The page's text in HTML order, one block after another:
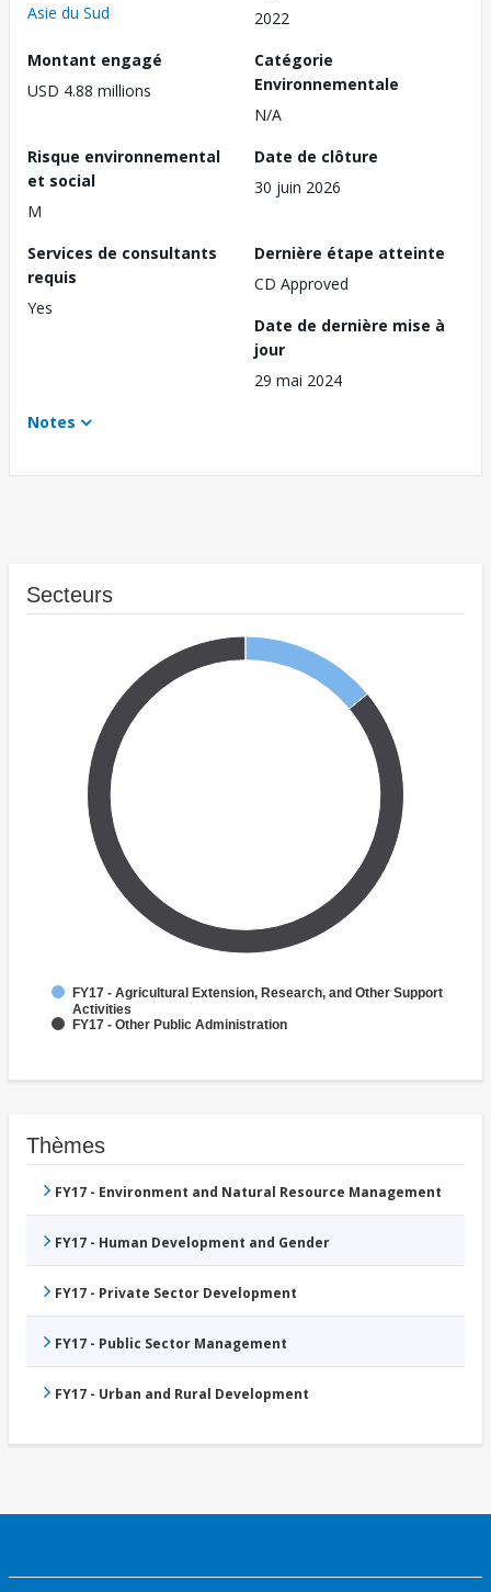
Asie du Sud
2022
Montant engagé
USD 4.88 millions
Catégorie
Environnementale
N/A
Risque environnemental
et social
M
Date de clôture
30 juin 2026
Services de consultants
requis
Yes
Dernière étape atteinte
CD Approved
Date de dernière mise à
jour
29 mai 2024
Notes
Secteurs
FY17 - Agricultural Extension, Research, and Other Support
Activities
FY17 - Other Public Administration
Thèmes
FY17 - Environment and Natural Resource Management
FY17 - Human Development and Gender
FY17 - Private Sector Development
FY17 - Public Sector Management
FY17 - Urban and Rural Development